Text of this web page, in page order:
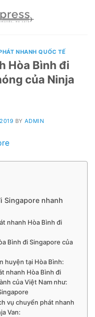
NHANH QUỐC TẾ
Hòa Bình đi
của Ninja
BY ADMIN
Singapore nhanh
nhanh Hòa Bình đi
Bình đi Singapore của
huyện tại Hòa Bình:
nhanh Hòa Bình đi
của Việt Nam như:
vụ chuyển phát nhanh
Van: